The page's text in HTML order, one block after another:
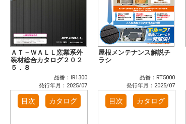
ＡＴ－ＷＡＬＬ窯業系外
装材総合カタログ２０２
５．８
品番：IR1300
発行年月：2025/07
目次 カタログ
屋根メンテナンス解説チ
ラシ
品番：RT5000
発行年月：2025/07
目次 カタログ